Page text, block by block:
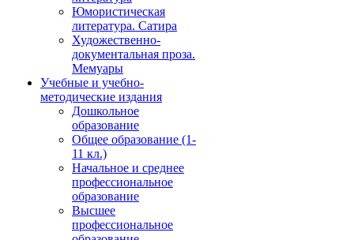
Юмористическая
литература. Сатира
Художественно-
документальная проза.
Мемуары
Учебные и учебно-
методические издания
Дошкольное
образование
Общее образование (1-
11 кл.)
Начальное и среднее
профессиональное
образование
Высшее
профессиональное